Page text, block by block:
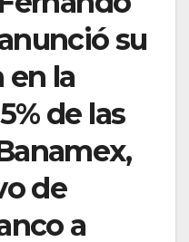
su
la
de las
de
a